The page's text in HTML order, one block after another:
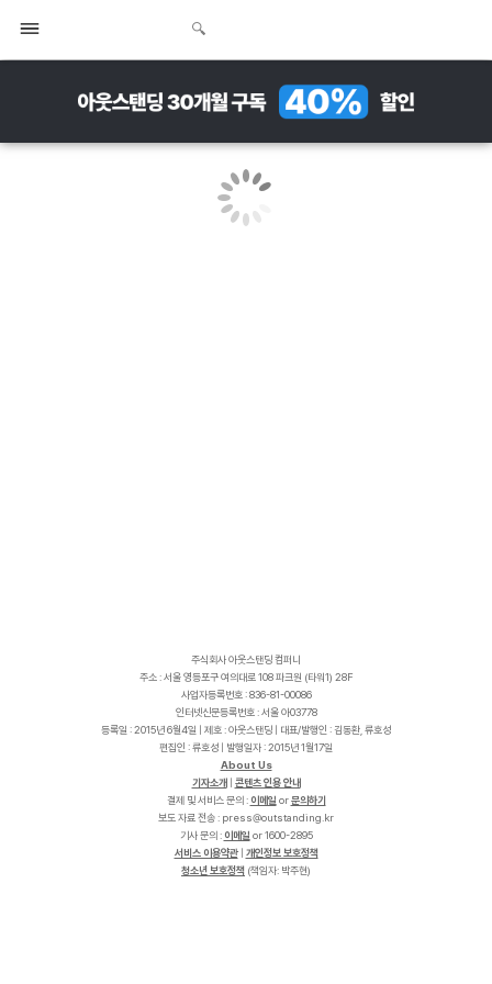
주식회사 아웃스탠딩 컴퍼니
주소 : 서울 영등포구 여의대로 108 파크원 (타워1) 28F
사업자등록번호 : 836-81-00086
인터넷신문등록번호 : 서울 아03778
등록일 : 2015년 6월4일 | 제호 : 아웃스탠딩 | 대표/발행인 : 김동환, 류호성
편집인 : 류호성 | 발행일자 : 2015년 1월17일
About Us
기자소개
콘텐츠 인용 안내
결제 및 서비스 문의 : 이메일 or문의하기
보도 자료 전송 :
r
k
.
g
n
i
d
n
a
t
s
t
u
o
@
s
s
e
r
p
기사 문의 : 이메일 or 1600-2895
서비스 이용약관| 개인정보 보호정책
청소년 보호정책 (책임자: 박주현)